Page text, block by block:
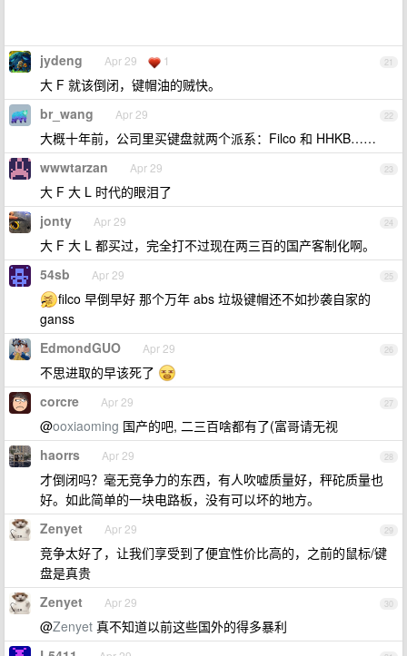
21
jydeng Apr 29 1
大 F 就该倒闭，键帽油的贼快。
22
br_wang Apr 29
大概十年前，公司里买键盘就两个派系：Filco 和 HHKB……
23
wwwtarzan Apr 29
大 F 大 L 时代的眼泪了
24
jonty Apr 29
大 F 大 L 都买过，完全打不过现在两三百的国产客制化啊。
25
54sb Apr 29
filco 早倒早好 那个万年 abs 垃圾键帽还不如抄袭自家的
ganss
26
EdmondGUO Apr 29
不思进取的早该死了
27
corcre Apr 29
@ooxiaoming 国产的吧, 二三百啥都有了(富哥请无视
28
haorrs Apr 29
才倒闭吗？毫无竞争力的东西，有人吹嘘质量好，秤砣质量也
好。如此简单的一块电路板，没有可以坏的地方。
29
Zenyet Apr 29
竞争太好了，让我们享受到了便宜性价比高的，之前的鼠标/键
盘是真贵
30
Zenyet Apr 29
@Zenyet 真不知道以前这些国外的得多暴利